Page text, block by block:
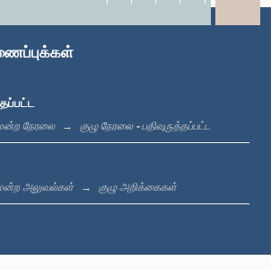
LinkedIn
நேரலை குழு நேரலை - பதிவுருத்தப்பட்ட
அலுவல்கள் குழு அறிக்கைகள்